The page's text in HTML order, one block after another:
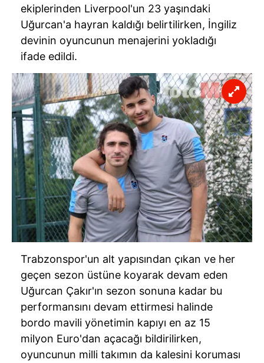
ekiplerinden Liverpool'un 23 yaşındaki
Uğurcan'a hayran kaldığı belirtilirken, İngiliz
devinin oyuncunun menajerini yokladığı
ifade edildi.
Trabzonspor'un alt yapısından çıkan ve her
geçen sezon üstüne koyarak devam eden
Uğurcan Çakır'ın sezon sonuna kadar bu
performansını devam ettirmesi halinde
bordo mavili yönetimin kapıyı en az 15
milyon Euro'dan açacağı bildirilirken,
oyuncunun milli takımın da kalesini koruması